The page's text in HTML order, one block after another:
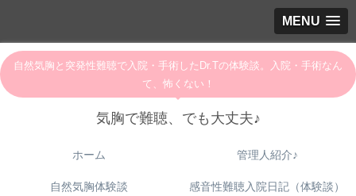
MENU
自然気胸と突発性難聴で入院・手術したDr.Tの体験談。入院・手術なん
て、怖くない！
気胸で難聴、でも大丈夫♪
ホーム 管理人紹介♪
自然気胸体験談 感音性難聴入院日記（体験談）